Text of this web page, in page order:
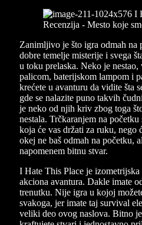
Zanimljivo je što igra odmah na
dobre temelje misterije i svega
u toku prelaska. Neko je
palicom, baterijskom lampom i
krećete u avanturu da vidite šta
gde se nalazite puno takvih
je neko od njih kriv zbog toga
nestala. Trčkaranjem na
koja će vas držati za ruku, nego
okej ne baš odmah na početku,
napomenem bitnu stvar.
I Hate This Place je
akciona avantura. Dakle imate
trenutku. Nije igra u kojoj
svakoga, jer imate taj survival
veliki deo ovog naslova. Bitno